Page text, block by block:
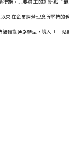
施，只要員工的創新點子
來在企業經營理念所堅持的
推動通路轉型，導入「一